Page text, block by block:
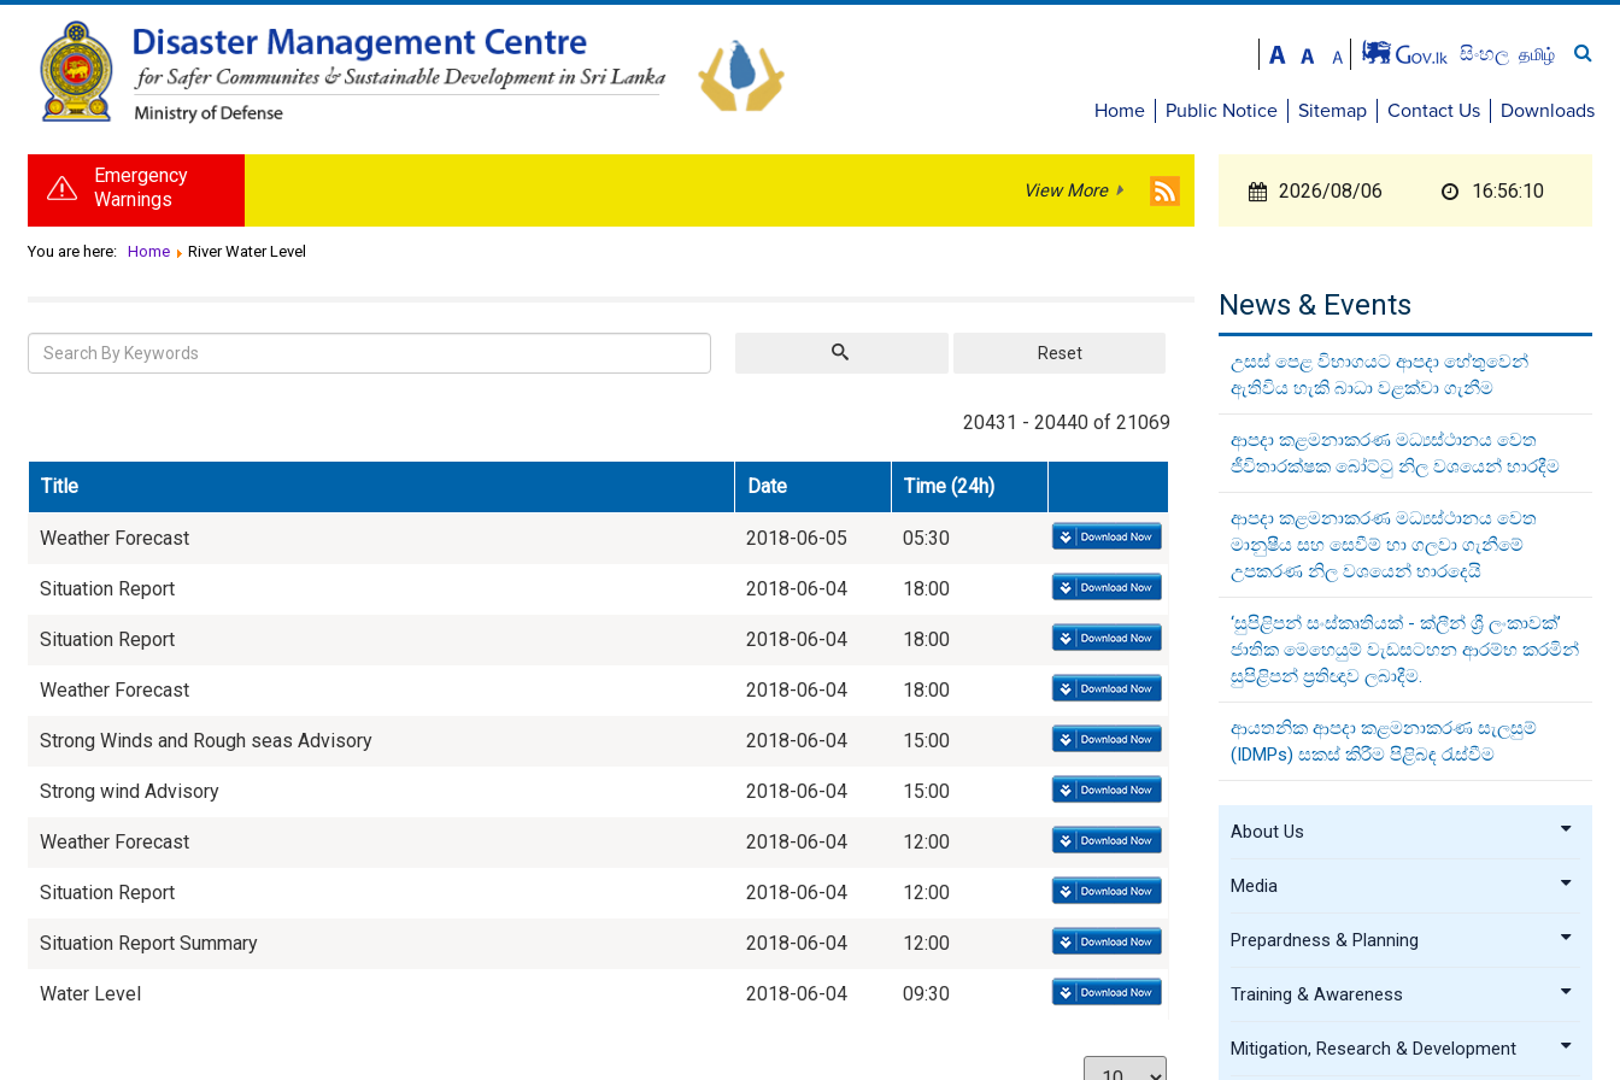
සිංහල தமிழ்
Home Public Notice Sitemap Contact Us Downloads
Emergency
Warnings
View More 2026/08/06 16:56:11
You are here: Home River Water Level
Reset
20431 - 20440 of 21069
Title Date Time (24h)
Weather Forecast 2018-06-05 05:30
Situation Report 2018-06-04 18:00
Situation Report 2018-06-04 18:00
Weather Forecast 2018-06-04 18:00
Strong Winds and Rough seas Advisory 2018-06-04 15:00
Strong wind Advisory 2018-06-04 15:00
Weather Forecast 2018-06-04 12:00
Situation Report 2018-06-04 12:00
Situation Report Summary 2018-06-04 12:00
Water Level 2018-06-04 09:30
News & Events
උසස් පෙළ විභාගයට ආපදා හේතුවෙන්
ඇතිවිය හැකි බාධා වළක්වා ගැනීම
ආපදා කළමනාකරණ මධ්‍යස්ථානය වෙත
ජීවිතාරක්ෂක බෝට්ටු නිල වශයෙන් භාරදීම
ආපදා කළමනාකරණ මධ්‍යස්ථානය වෙත
මානුෂීය සහ සෙවීම් හා ගලවා ගැනීමේ
උපකරණ නිල වශයෙන් භාරදෙයි
‘සුපිළිපන් සංස්කෘතියක් - ක්ලීන් ශ්‍රී ලංකාවක්’
ජාතික මෙහෙයුම් වැඩසටහන ආරම්භ කරමින්
සුපිළිපන් ප්‍රතිඥාව ලබාදීම.
ආයතනික ආපදා කළමනාකරණ සැලසුම්
(IDMPs) සකස් කිරීම පිළිබඳ රැස්වීම
About Us
Media
Prepardness & Planning
Training & Awareness
Mitigation, Research & Development